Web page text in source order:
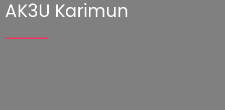
AK3U Karimun